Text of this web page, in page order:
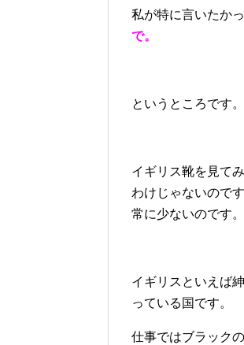
私が特に言いたか
で。
というところです。
イギリス靴を見て
わけじゃないので
常に少ないのです。
イギリスといえば
っている国です。
仕事ではブラック